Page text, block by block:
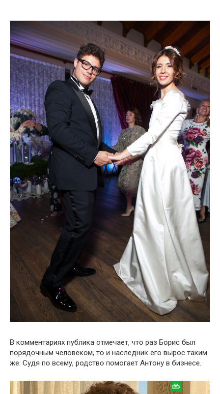
В комментариях публика отмечает, что раз Борис был
порядочным человеком, то и наследник его вырос таким
же. Судя по всему, родство помогает Антону в бизнесе.